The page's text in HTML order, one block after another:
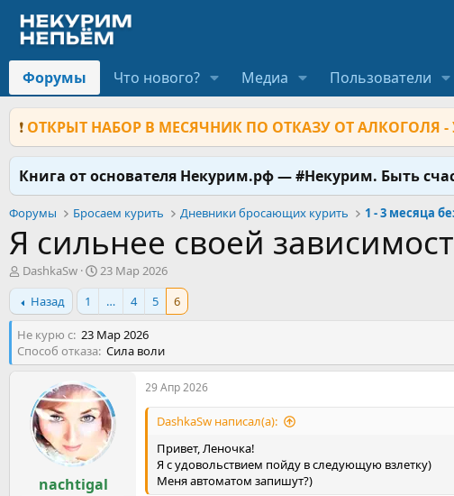
Форумы Что нового? Медиа Пользователи
❗ ОТКРЫТ НАБОР В МЕСЯЧНИК ПО ОТКАЗУ ОТ АЛКОГОЛЯ
Книга от основателя Некурим.рф — #Некурим. Быть
Форумы Бросаем курить Дневники бросающих курить 1 - 3 месяца
Я сильнее своей
А
в
т
о
р
т
е
DashkaSw
Д
а
а
н
а
ч
л
а
23 Мар 2026
Назад
1 … 4 5 6
Не курю с 23 Мар 2026
Способ отказа Сила воли
nachtigal
29 Апр 2026
DashkaSw написал(а):
Привет, Леночка!
Я с удовольствием пойду в следующую взлетку)
Меня автоматом запишут?)